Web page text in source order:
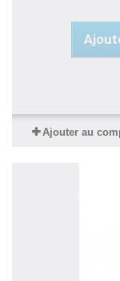
Ajouter au